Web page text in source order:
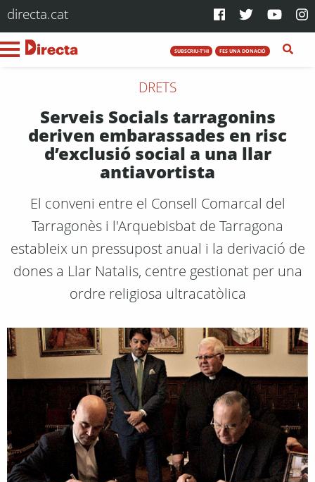
directa.cat
SUBSCRIU-T'HI FES UNA DONACIÓ
DRETS
Serveis Socials tarragonins
deriven embarassades en risc
d’exclusió social a una llar
antiavortista
El conveni entre el Consell Comarcal del
Tarragonès i l'Arquebisbat de Tarragona
estableix un pressupost anual i la derivació de
dones a Llar Natalis, centre gestionat per una
ordre religiosa ultracatòlica